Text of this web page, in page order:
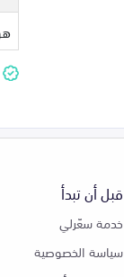
قبل أن تبدأ
خدمة سعّرلي
سياسة الخصوصية